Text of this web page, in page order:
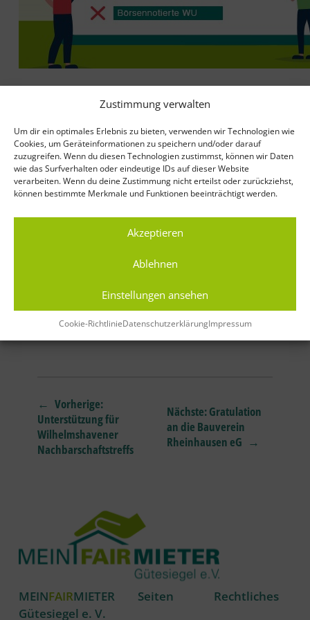
Zustimmung verwalten
Um dir ein optimales Erlebnis zu bieten, verwenden wir Technologien wie
Cookies, um Geräteinformationen zu speichern und/oder darauf
zuzugreifen. Wenn du diesen Technologien zustimmst, können wir Daten
wie das Surfverhalten oder eindeutige IDs auf dieser Website
verarbeiten. Wenn du deine Zustimmung nicht erteilst oder zurückziehst,
können bestimmte Merkmale und Funktionen beeinträchtigt werden.
Akzeptieren
Ablehnen
Einstellungen ansehen
Cookie-RichtlinieDatenschutzerklärungImpressum
Das ist der Beweis!
Juni 20, 2022
Was die gemeinwohlorientierte Wohnungswirtschaft
lange vermutete, liegt nun schwarz auf weiß vor. Bei
einer unabhängigen Umfrage bewerteten 2.000
ihren Augen als fair gelten. Wohnungsgenossenschaften,
kommunale und kirchliche Wohnungsunternehmen
Wohnungsunternehmen gelten bei mehr als der Hälfte
für die Notwendigkeit des Gütesiegels MEINFAIRMIETER –
trotz der bestehenden wohnungswirtschaftlichen Lobby-
Vertretungen.
← Vorherige:
Unterstützung für
Wilhelmshavener
Nachbarschaftstreffs
Nächste:Gratulation
an die Bauverein
Rheinhausen eG →
MEINFAIRMIETER
Gütesiegel e. V.
Seiten Rechtliches